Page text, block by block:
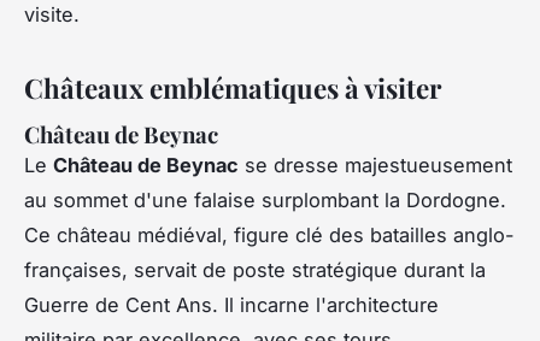
visite.
Châteaux emblématiques à visiter
Château de Beynac
Le Château de Beynac se dresse majestueusement
au sommet d'une falaise surplombant la Dordogne.
Ce château médiéval, figure clé des batailles anglo-
françaises, servait de poste stratégique durant la
Guerre de Cent Ans. Il incarne l'architecture